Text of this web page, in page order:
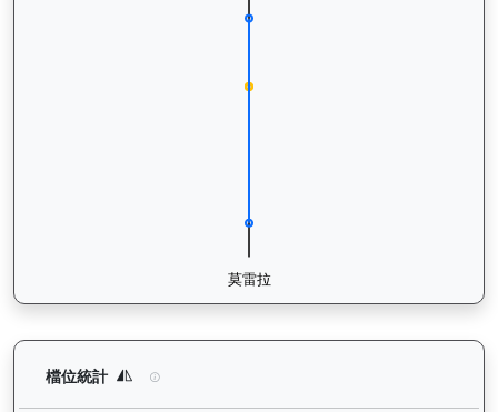
檔位統計 正本巨星（L056）— 檔位統計分析：查看馬匹